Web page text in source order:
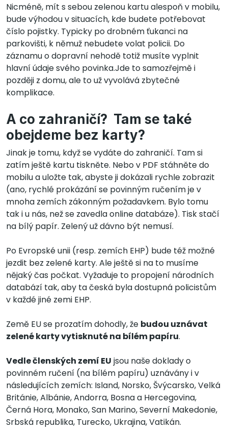
Nicméně, mít s sebou zelenou kartu alespoň v mobilu,
bude výhodou v situacích, kde budete potřebovat
číslo pojistky. Typicky po drobném ťukanci na
parkovišti, k němuž nebudete volat policii. Do
záznamu o dopravní nehodě totiž musíte vyplnit
hlavní údaje svého povinka.Jde to samozřejmě i
později z domu, ale to už vyvolává zbytečné
komplikace.
A co zahraničí? Tam se také
obejdeme bez karty?
Jinak je tomu, když se vydáte do zahraničí. Tam si
zatím ještě kartu tiskněte. Nebo v PDF stáhněte do
mobilu a uložte tak, abyste ji dokázali rychle zobrazit
(ano, rychlé prokázání se povinným ručením je v
mnoha zemích zákonným požadavkem. Bylo tomu
tak i u nás, než se zavedla online databáze). Tisk stačí
na bílý papír. Zelený už dávno být nemusí.
Po Evropské unii (resp. zemích EHP) bude též možné
jezdit bez zelené karty. Ale ještě si na to musíme
nějaký čas počkat. Vyžaduje to propojení národních
databází tak, aby ta česká byla dostupná policistům
v každé jiné zemi EHP.
Země EU se prozatím dohodly, že budou uznávat
zelené karty vytisknuté na bílém papíru.
Vedle členských zemí EU jsou naše doklady o
povinném ručení (na bílém papíru) uznávány i v
následujících zemích: Island, Norsko, Švýcarsko, Velká
Británie, Albánie, Andorra, Bosna a Hercegovina,
Černá Hora, Monako, San Marino, Severní Makedonie,
Srbská republika, Turecko, Ukrajina, Vatikán.